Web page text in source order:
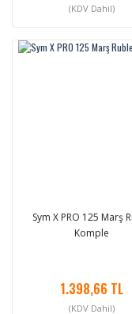
(KDV Dahil)
Sym X PRO 125 Marş
Komple
1.398,66 TL
(KDV Dahil)